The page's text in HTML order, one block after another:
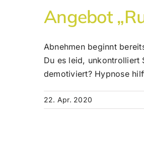
Angebot
Abnehmen beginnt
Du es leid, unkontrolliert
demotiviert? Hypnose
22. Apr. 2020